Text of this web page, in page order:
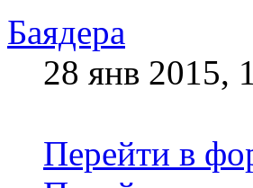
Баядера
28 янв 2015,
Перейти в